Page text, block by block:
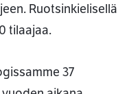
Ruotsinkielisellä
tilaajaa.
37